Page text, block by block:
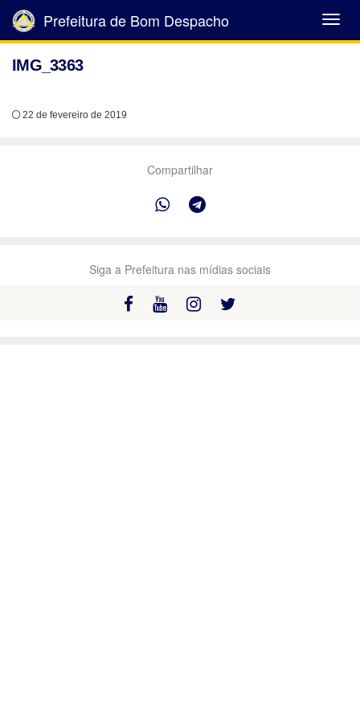
Abrir
Menu
Prefeitura de Bom Despacho
IMG_3363
22 de fevereiro de 2019
Compartilhar
Siga a Prefeitura nas mídias sociais